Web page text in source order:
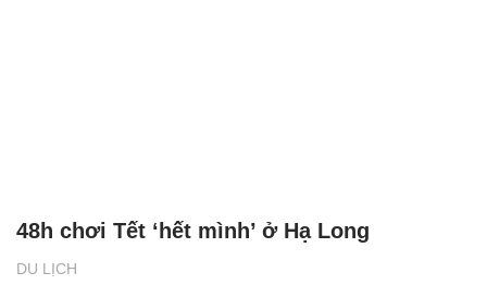
DU LỊCH
48h chơi Tết ‘hết mình’ ở Hạ Long